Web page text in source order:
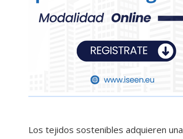
Los tejidos sostenibles adquieren una